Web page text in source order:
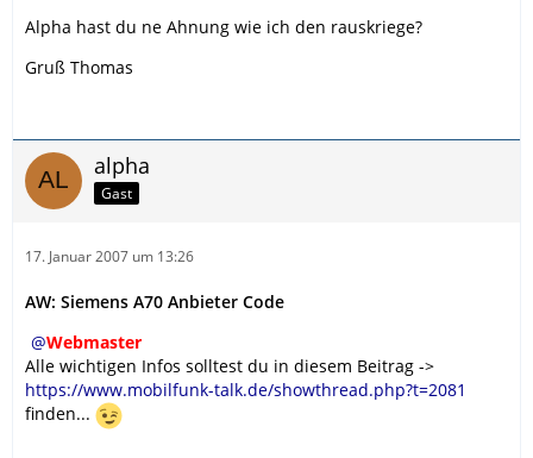
Alpha hast du ne Ahnung wie ich den rauskriege?
Gruß Thomas
alpha
Gast
17. Januar 2007 um 13:26
AW: Siemens A70 Anbieter Code
Webmaster
Alle wichtigen Infos solltest du in diesem Beitrag ->
https://www.mobilfunk-talk.de/showthread.php?t=2081
finden...